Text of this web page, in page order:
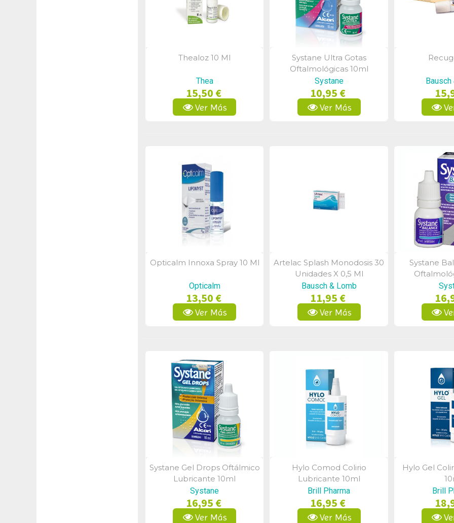
Vista Rápida
Thealoz 10 Ml
Thea
15,50 €
Ver Más
Vista Rápida
Systane Ultra Gotas
Oftalmológicas 10ml
Systane
10,95 €
Ver Más
Vista Rápida
Opticalm Innoxa Spray 10 Ml
Opticalm
13,50 €
Ver Más
Vista Rápida
Artelac Splash Monodosis 30
Unidades X 0,5 Ml
Bausch & Lomb
11,95 €
Ver Más
Systane
Vista Rápida
Systane Gel Drops Oftálmico
Lubricante 10ml
Systane
16,95 €
Ver Más
Vista Rápida
Hylo Comod Colirio
Lubricante 10ml
Brill Pharma
16,95 €
Ver Más
Hylo Gel
Brill